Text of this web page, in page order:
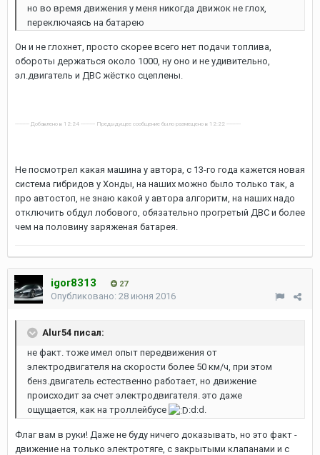
но во время движения у меня никогда движок не глох,
переключаясь на батарею
Он и не глохнет, просто скорее всего нет подачи топлива,
обороты держаться около 1000, ну оно и не удивительно,
эл.двигатель и ДВС жёстко сцеплены.
---------- Добавлено в 12:24 ---------- Предыдущее сообщение было размещено в 12:22 ----------
Не посмотрел какая машина у автора, с 13-го года кажется новая
система гибридов у Хонды, на наших можно было только так, а
про автостоп, не знаю какой у автора алгоритм, на наших надо
отключить обдул лобового, обязательно прогретый ДВС и более
чем на половину заряженая батарея.
igor8313 27
Опубликовано: 28 июня 2016
Alur54 писал:
не факт. тоже имел опыт передвижения от
электродвигателя на скорости более 50 км/ч, при этом
бенз.двигатель естественно работает, но движение
происходит за счет электродвигателя. это даже
ощущается, как на троллейбусе
:d:d.
Флаг вам в руки! Даже не буду ничего доказывать, но это факт -
движение на только электротяге, с закрытыми клапанами и с